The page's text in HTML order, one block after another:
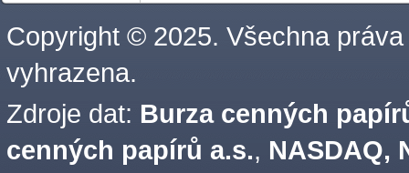
Copyright © 2025. Všechna práva
vyhrazena.
Zdroje dat: Burza cenných
cenných papírů a.s., NASDAQ,